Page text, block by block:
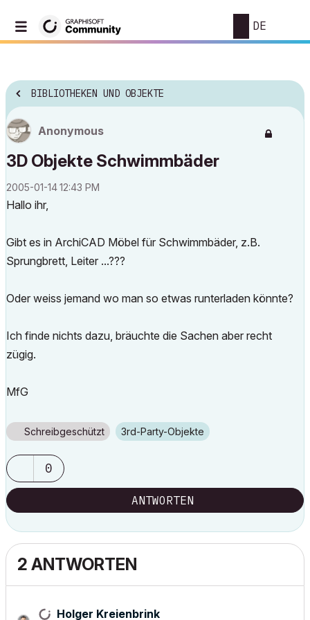
DE
BIBLIOTHEKEN UND OBJEKTE
Anonymous
3D Objekte Schwimmbäder
‎2005-01-1412:43 PM
Hallo ihr,
Gibt es in ArchiCAD Möbel für Schwimmbäder, z.B.
Sprungbrett, Leiter ...???
Oder weiss jemand wo man so etwas runterladen könnte?
Ich finde nichts dazu, bräuchte die Sachen aber recht
zügig.
MfG
Schreibgeschützt 3rd-Party-Objekte
0
ANTWORTEN
2 ANTWORTEN
Holger Kreienbrink